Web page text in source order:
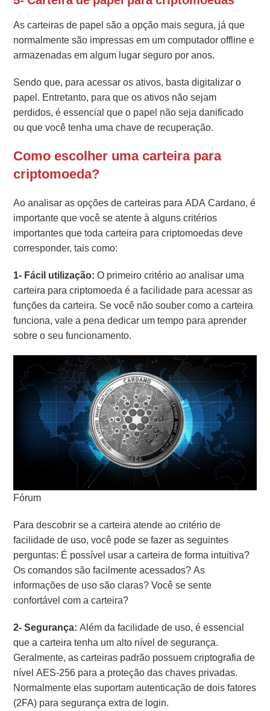
As carteiras de papel são a opção mais segura, já que
normalmente são impressas em um computador offline e
armazenadas em algum lugar seguro por anos.
Sendo que, para acessar os ativos, basta digitalizar o
papel. Entretanto, para que os ativos não sejam
perdidos, é essencial que o papel não seja danificado
ou que você tenha uma chave de recuperação.
Como escolher uma carteira para
criptomoeda?
Ao analisar as opções de carteiras para ADA Cardano, é
importante que você se atente à alguns critérios
importantes que toda carteira para criptomoedas deve
corresponder, tais como:
1- Fácil utilização: O primeiro critério ao analisar uma
carteira para criptomoeda é a facilidade para acessar as
funções da carteira. Se você não souber como a carteira
funciona, vale a pena dedicar um tempo para aprender
sobre o seu funcionamento.
Fórum
Para descobrir se a carteira atende ao critério de
facilidade de uso, você pode se fazer as seguintes
perguntas: É possível usar a carteira de forma intuitiva?
Os comandos são facilmente acessados? As
informações de uso são claras? Você se sente
confortável com a carteira?
2- Segurança: Além da facilidade de uso, é essencial
que a carteira tenha um alto nível de segurança.
Geralmente, as carteiras padrão possuem criptografia de
nível AES-256 para a proteção das chaves privadas.
Normalmente elas suportam autenticação de dois fatores
(2FA) para segurança extra de login.